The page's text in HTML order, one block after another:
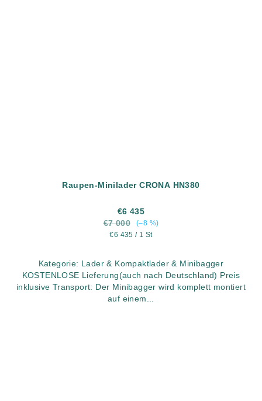
Raupen-Minilader CRONA HN380
€6 435
€7 000
(–8 %)
Verkaufspreis:
€6 435 / 1 St
Kategorie: Lader & Kompaktlader & Minibagger
KOSTENLOSE Lieferung(auch nach Deutschland) Preis
inklusive Transport: Der Minibagger wird komplett montiert
auf einem...